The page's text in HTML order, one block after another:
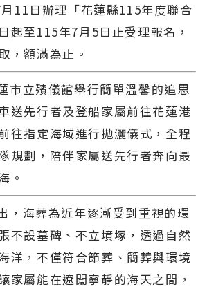
11日辦理「花蓮縣115年度聯合
起至115年7月5日止受理報名，
，額滿為止。
市立殯儀館舉行簡單溫馨的追思
送先行者及登船家屬前往花蓮港
往指定海域進行拋灑儀式，全程
規劃，陪伴家屬送先行者奔向最
。
，海葬為近年逐漸受到重視的環
不設墓碑、不立墳塚，透過自然
洋，不僅符合節葬、簡葬與環境
家屬能在遼闊寧靜的海天之間，